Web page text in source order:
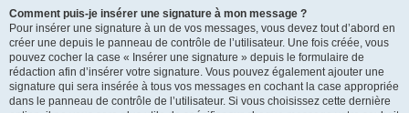
Comment puis-je insérer une signature à mon message ?
Pour insérer une signature à un de vos messages, vous devez tout d’abord en
créer une depuis le panneau de contrôle de l’utilisateur. Une fois créée, vous
pouvez cocher la case « Insérer une signature » depuis le formulaire de
rédaction afin d’insérer votre signature. Vous pouvez également ajouter une
signature qui sera insérée à tous vos messages en cochant la case appropriée
dans le panneau de contrôle de l’utilisateur. Si vous choisissez cette dernière